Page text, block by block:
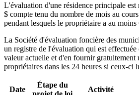
L'évaluation d'une résidence principale
$ compte tenu du nombre de mois au
pendant lesquels le propriétaire a au moins
La Société d'évaluation foncière des
un registre de l'évaluation qui est
valeur actuelle et d'en fournir gratuitement
propriétaires dans les 24 heures si ceux-ci
Date
Étape du
Activité